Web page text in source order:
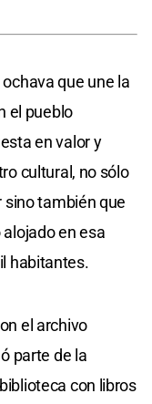
que une la
el pueblo
en valor y
cultural, no sólo
sino también que
en esa
habitantes.
el archivo
parte de la
con libros